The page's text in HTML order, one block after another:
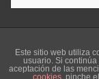
c
Copyright
Este sitio web utiliza
usuario. Si
aceptación de las
cookies , pinche